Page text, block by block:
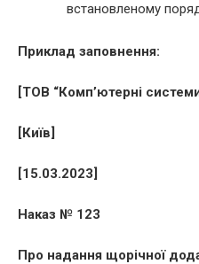
встановленому
Приклад заповнення:
[ТОВ “Комп’ютерні
[Київ]
[15.03.2023]
Наказ № 123
Про надання щорічної